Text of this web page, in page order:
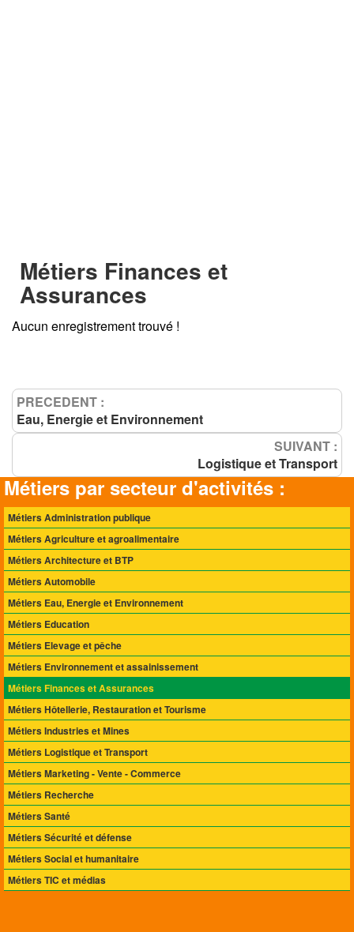
Métiers Finances et
Assurances
Aucun enregistrement trouvé !
PRECEDENT :
Eau, Energie et Environnement
SUIVANT :
Logistique et Transport
Métiers par secteur d'activités :
Métiers Administration publique
Métiers Agriculture et agroalimentaire
Métiers Architecture et BTP
Métiers Automobile
Métiers Eau, Energie et Environnement
Métiers Education
Métiers Elevage et pêche
Métiers Environnement et assainissement
Métiers Finances et Assurances
Métiers Hôtellerie, Restauration et Tourisme
Métiers Industries et Mines
Métiers Logistique et Transport
Métiers Marketing - Vente - Commerce
Métiers Recherche
Métiers Santé
Métiers Sécurité et défense
Métiers Social et humanitaire
Métiers TIC et médias